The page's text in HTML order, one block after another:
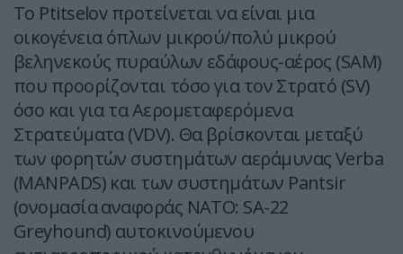
Το Ptitselov προτείνεται να είναι μια
οικογένεια όπλων μικρού/πολύ μικρού
βεληνεκούς πυραύλων εδάφους-αέρος (SAM)
που προορίζονται τόσο για τον Στρατό (SV)
όσο και για τα Αερομεταφερόμενα
Στρατεύματα (VDV). Θα βρίσκονται μεταξύ
των φορητών συστημάτων αεράμυνας Verba
(MANPADS) και των συστημάτων Pantsir
(ονομασία αναφοράς ΝΑΤΟ: SA-22
Greyhound) αυτοκινούμενου